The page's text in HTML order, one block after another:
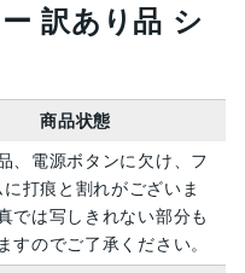
訳あり品 シ
商品状態
、電源ボタンに欠け、フ
に打痕と割れがございま
では写しきれない部分も
すのでご了承ください。